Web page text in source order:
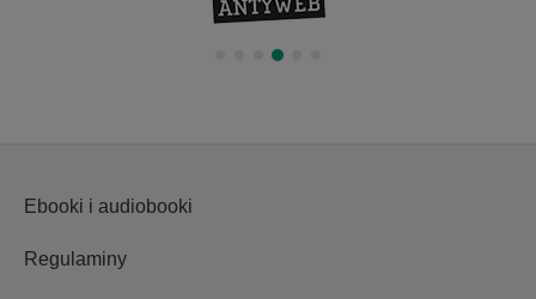
Ebooki i audiobooki
Regulaminy